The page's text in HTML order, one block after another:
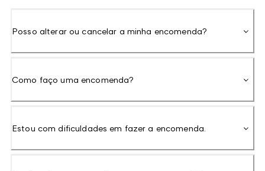
Posso alterar ou cancelar a minha encomenda?
Como faço uma encomenda?
Estou com dificuldades em fazer a encomenda.